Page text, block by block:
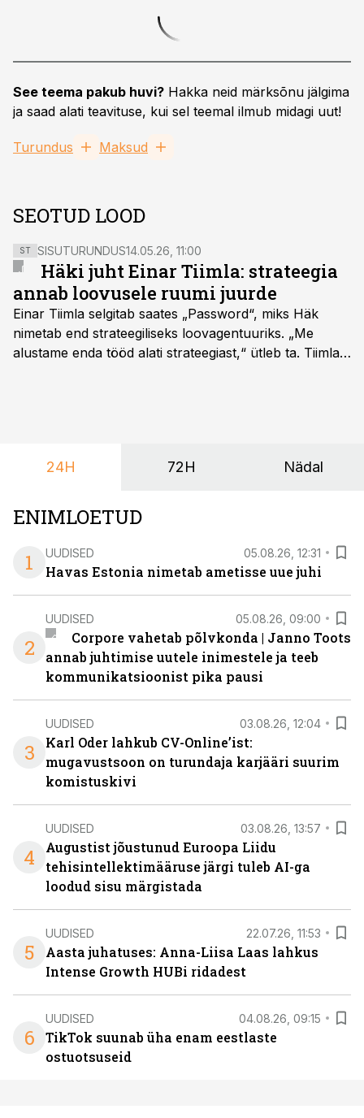
See teema pakub huvi? Hakka neid märksõnu jälgima
ja saad alati teavituse, kui sel teemal ilmub midagi uut!
Turundus Maksud
SEOTUD LOOD
ST SISUTURUNDUS14.05.26, 11:00
Häki juht Einar Tiimla: strateegia
annab loovusele ruumi juurde
Einar Tiimla selgitab saates „Password“, miks Häk
nimetab end strateegiliseks loovagentuuriks. „Me
alustame enda tööd alati strateegiast,“ ütleb ta. Tiimla
24H 72H Nädal
ENIMLOETUD
1
UUDISED 05.08.26, 12:31
Havas Estonia nimetab ametisse uue juhi
2
UUDISED 05.08.26, 09:00
Corpore vahetab põlvkonda | Janno Toots
annab juhtimise uutele inimestele ja teeb
kommunikatsioonist pika pausi
3
UUDISED 03.08.26, 12:04
Karl Oder lahkub CV-Online’ist:
mugavustsoon on turundaja karjääri suurim
komistuskivi
4
UUDISED 03.08.26, 13:57
Augustist jõustunud Euroopa Liidu
tehisintellektimääruse järgi tuleb AI-ga
loodud sisu märgistada
5
UUDISED 22.07.26, 11:53
Aasta juhatuses: Anna-Liisa Laas lahkus
Intense Growth HUBi ridadest
6
UUDISED 04.08.26, 09:15
TikTok suunab üha enam eestlaste
ostuotsuseid